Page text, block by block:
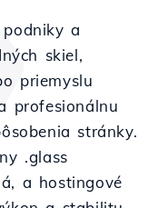
a
skiel,
priemyslu
profesionálnu
stránky.
.glass
a hostingové